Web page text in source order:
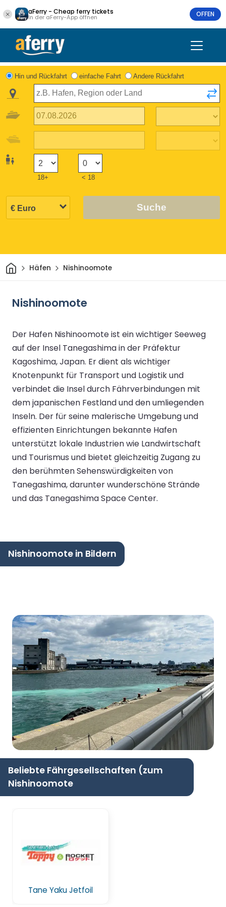
aFerry - Cheap ferry tickets
In der aFerry-App öffnen OFFEN
Hin und Rückfahrt einfache Fahrt Andere Rückfahrt
18+ < 18
Suche
HeimHäfen Nishinoomote
Nishinoomote
Der Hafen Nishinoomote ist ein wichtiger Seeweg
auf der Insel Tanegashima in der Präfektur
Kagoshima, Japan. Er dient als wichtiger
Knotenpunkt für Transport und Logistik und
verbindet die Insel durch Fährverbindungen mit
dem japanischen Festland und den umliegenden
Inseln. Der für seine malerische Umgebung und
effizienten Einrichtungen bekannte Hafen
unterstützt lokale Industrien wie Landwirtschaft
und Tourismus und bietet gleichzeitig Zugang zu
den berühmten Sehenswürdigkeiten von
Tanegashima, darunter wunderschöne Strände
und das Tanegashima Space Center.
Nishinoomote in Bildern
Beliebte Fährgesellschaften (zum
Nishinoomote
Tane Yaku Jetfoil